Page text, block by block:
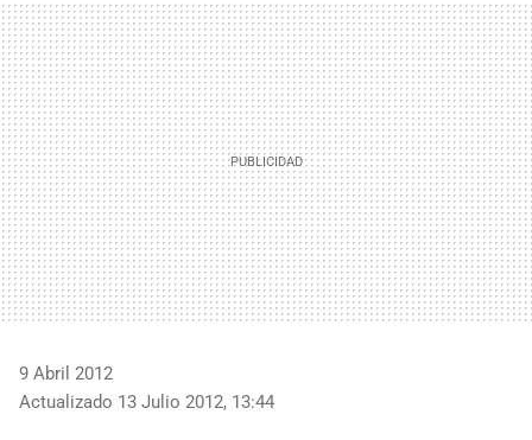
MAIL
9 Abril 2012
Actualizado 13 Julio 2012, 13:44